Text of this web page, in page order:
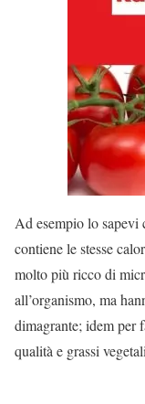
Ad esempio lo sapevi
contiene le stesse
molto più ricco di
all’organismo, ma
dimagrante; idem per
qualità e grassi